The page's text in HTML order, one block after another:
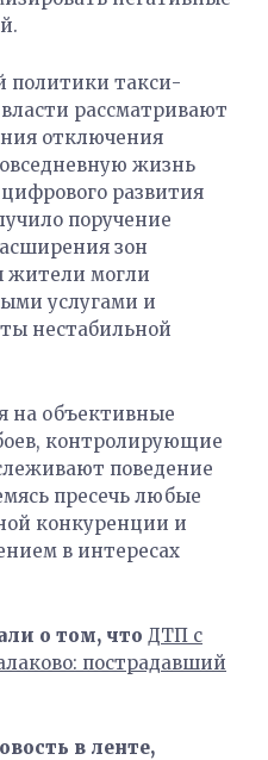
политики такси-
рассматривают
отключения
жизнь
развития
поручение
зон
жители могли
услугами и
нестабильной
на объективные
контролирующие
поведение
пресечь любые
конкуренции и
в интересах
о том, что ДТП с
пострадавший
в ленте,